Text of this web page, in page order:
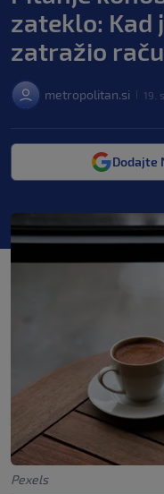
zateklo: Kad
zatražio
metropolitan.si 19.
Dodajte
Pexels